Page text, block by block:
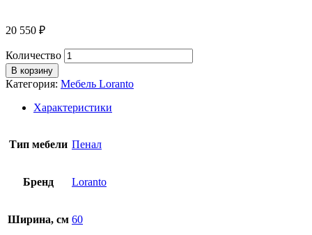
20 550 ₽
Количество
В корзину
Категория: Мебель Loranto
Характеристики
Тип мебели Пенал
Бренд Loranto
Ширина, см 60